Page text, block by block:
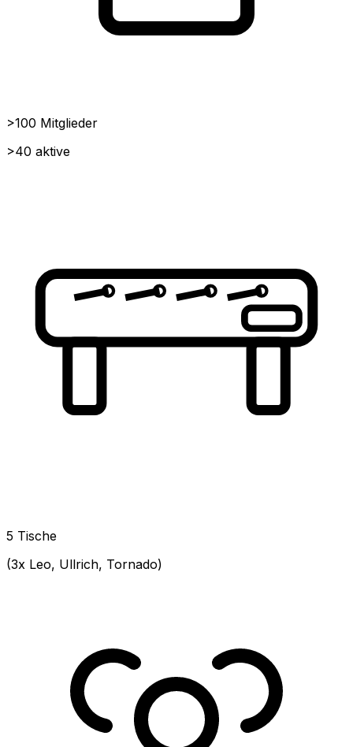
>100 Mitglieder
>40 aktive
5 Tische
(3x Leo, Ullrich, Tornado)